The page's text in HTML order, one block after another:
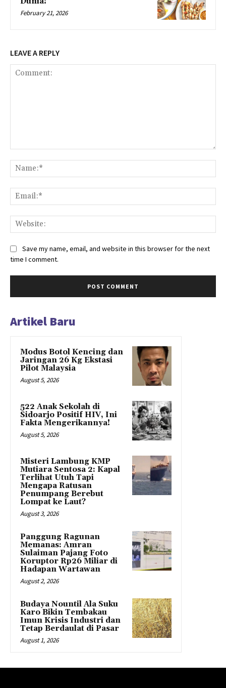
February 21, 2026
LEAVE A REPLY
Save my name, email, and website in this browser for the next
time I comment.
Artikel Baru
Modus Botol Kencing dan
Jaringan 26 Kg Ekstasi
Pilot Malaysia
August 5, 2026
522 Anak Sekolah di
Sidoarjo Positif HIV, Ini
Fakta Mengerikannya!
August 5, 2026
Misteri Lambung KMP
Mutiara Sentosa 2: Kapal
Terlihat Utuh Tapi
Mengapa Ratusan
Penumpang Berebut
Lompat ke Laut?
August 3, 2026
Panggung Ragunan
Memanas: Amran
Sulaiman Pajang Foto
Koruptor Rp26 Miliar di
Hadapan Wartawan
August 2, 2026
Budaya Nountil Ala Suku
Karo Bikin Tembakau
Imun Krisis Industri dan
Tetap Berdaulat di Pasar
August 1, 2026